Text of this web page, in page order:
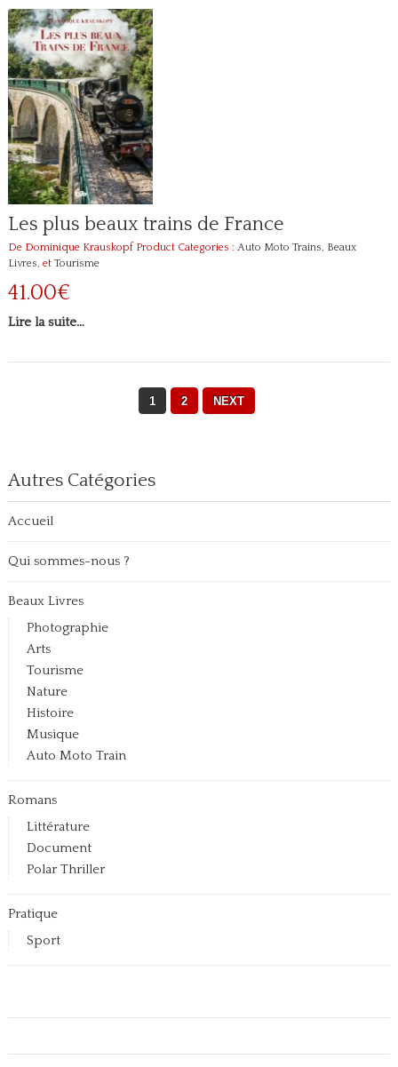
Les plus beaux trains de France
De Dominique KrauskopfProduct Categories : Auto Moto Trains, Beaux
Livres, et Tourisme
41.00€
Lire la suite…
1 2 NEXT
Autres Catégories
Accueil
Qui sommes-nous ?
Beaux Livres
Photographie
Arts
Tourisme
Nature
Histoire
Musique
Auto Moto Train
Romans
Littérature
Document
Polar Thriller
Pratique
Sport